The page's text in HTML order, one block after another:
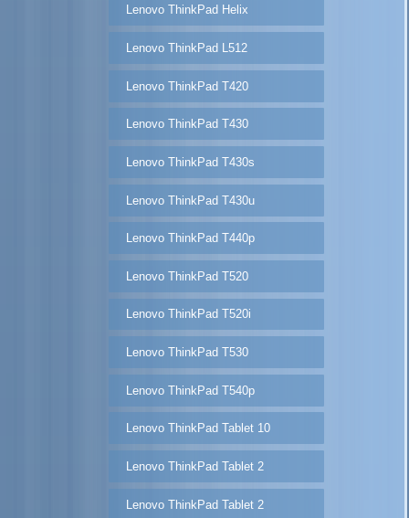
Lenovo ThinkPad Helix
Lenovo ThinkPad L512
Lenovo ThinkPad T420
Lenovo ThinkPad T430
Lenovo ThinkPad T430s
Lenovo ThinkPad T430u
Lenovo ThinkPad T440p
Lenovo ThinkPad T520
Lenovo ThinkPad T520i
Lenovo ThinkPad T530
Lenovo ThinkPad T540p
Lenovo ThinkPad Tablet 10
Lenovo ThinkPad Tablet 2
Lenovo ThinkPad Tablet 2